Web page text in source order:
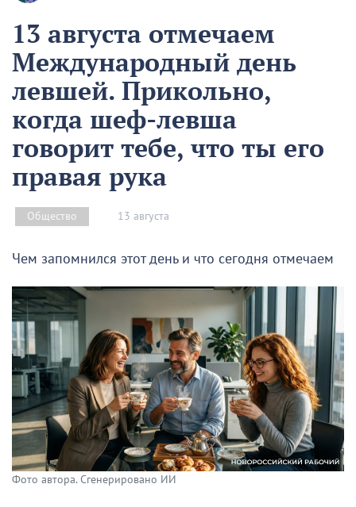
13 августа отмечаем
Международный день
левшей. Прикольно,
когда шеф-левша
говорит тебе, что ты его
правая рука
Общество 13 августа
Чем запомнился этот день и что сегодня отмечаем
Фото автора. Сгенерировано ИИ